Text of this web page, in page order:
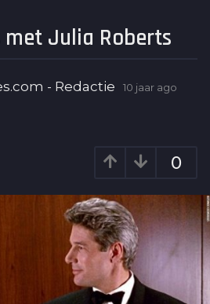
met Julia Roberts
- Redactie 10 jaar ago
r
0